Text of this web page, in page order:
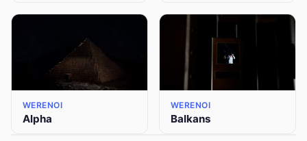
WERENOI
Alpha
WERENOI
Balkans